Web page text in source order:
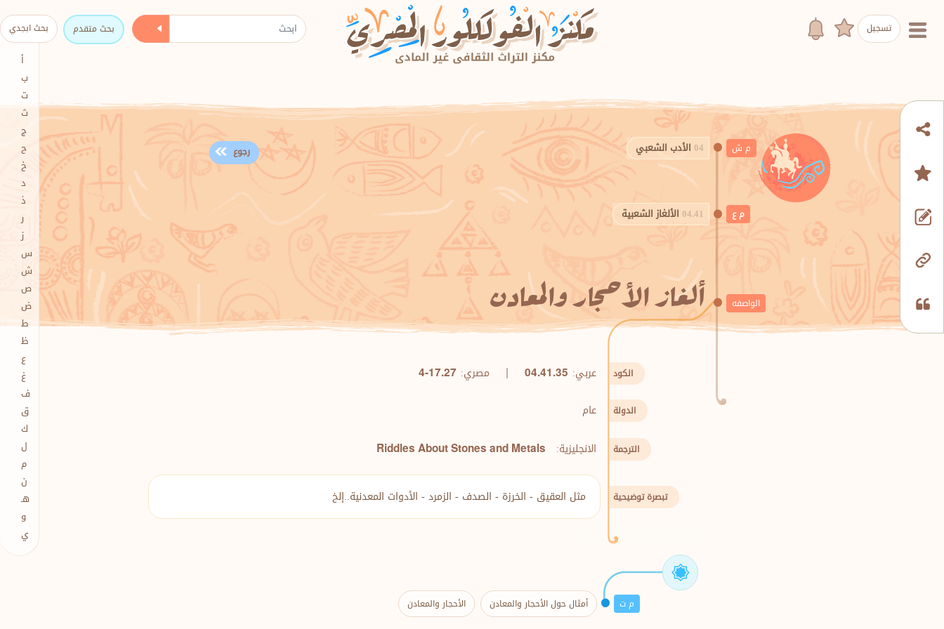
أ
ب
ت
ث
ج
ح
خ
د
ذ
ر
ز
س
ش
ص
ض
ط
ظ
ع
غ
ف
ق
ك
ل
م
ن
هـ
و
ي
تسجيل بحث متقدم
رجوع م ش 04 الأدب الشعبي
م ع 04.41 الألغاز الشعبية
الواصفه ألغاز الأحجار والمعادن
الكود عربي: 04.41.35
| مصري: 4-17.27
الدولة عام
الترجمة الانجليزية: Riddles About Stones and Metals
تبصرة توضيحية مثل العقيق - الخرزة - الصدف - الزمرد - الأدوات المعدنية..إلخ
م ت أمثال حول الأحجار والمعادن الأحجار والمعادن